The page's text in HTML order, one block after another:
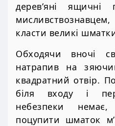
дерев’яні ящичні
класти великі
Обходячи вночі
натрапив на
квадратний отвір.
біля входу і
небезпеки
поцупити шматок